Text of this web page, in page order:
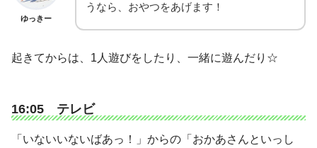
ゆっきー
うなら、おやつをあげます！
起きてからは、1人遊びをしたり、一緒に遊んだり☆
16:05 テレビ
「いないいないばあっ！」からの「おかあさんといっし